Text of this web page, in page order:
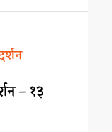
– १३